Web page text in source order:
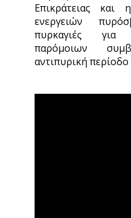
Επικράτειας και
ενεργειών
πυρκαγιές για
παρόμοιων
αντιπυρική περίοδο